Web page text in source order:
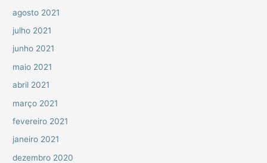
agosto 2021
julho 2021
junho 2021
maio 2021
abril 2021
março 2021
fevereiro 2021
janeiro 2021
dezembro 2020